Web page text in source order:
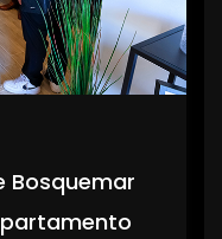
Bosquemar